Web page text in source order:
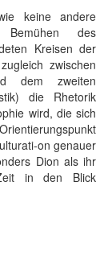
keine andere
Bemühen des
Kreisen der
zwischen
dem zweiten
die Rhetorik
wird, die sich
on genauer
Dion als ihr
in den Blick